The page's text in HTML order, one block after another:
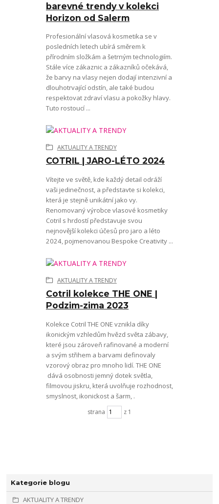
Kategorie blogu
AKTUALITY A TRENDY
barevné trendy v kolekci
Horizon od Salerm
Profesionální vlasová kosmetika se v
posledních letech ubírá směrem k
přírodním složkám a šetrným technologiím.
Stále více zákaznic a zákazníků očekává,
že barvy na vlasy nejen dodají intenzivní a
dlouhotrvající odstín, ale také budou
respektovat zdraví vlasu a pokožky hlavy.
Tuto rostoucí ...
COTRIL | JARO-LÉTO 2024
AKTUALITY A TRENDY
Vítejte ve světě, kde každý detail odráží
vaši jedinečnost, a představte si kolekci,
která je stejně unikátní jako vy.
Renomovaný výrobce vlasové kosmetiky
Cotril s hrdostí představuje svou
nejnovější kolekci účesů pro jaro a léto
2024, pojmenovanou Bespoke Creativity ...
Cotril kolekce THE ONE |
Podzim-zima 2023
AKTUALITY A TRENDY
Kolekce Cotril THE ONE vznikla díky
ikonickým vzhledům hvězd světa zábavy,
které jsou zároveň rafinované a moderní
a svým střihem a barvami definovaly
vzorový obraz pro mnoho lidí. THE ONE
dává osobnosti jemný dotek světla,
filmovou jiskru, která uvolňuje rozhodnost,
smyslnost, ikonickost a šarm, .
strana z 1